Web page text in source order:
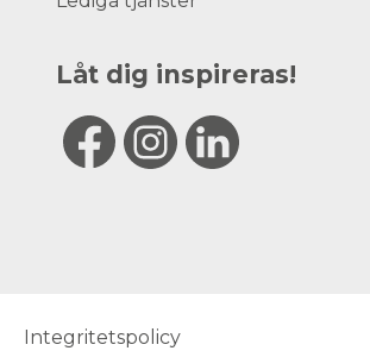
Låt dig inspireras!
Integritetspolicy